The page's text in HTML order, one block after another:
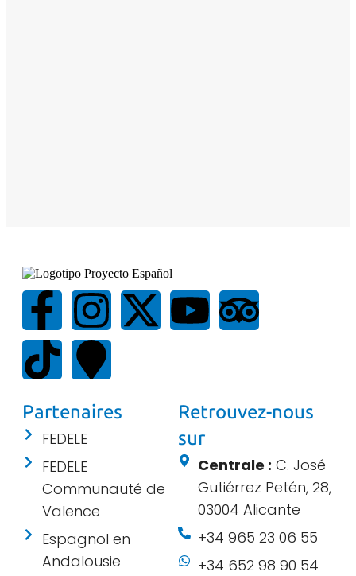
Partenaires
FEDELE
FEDELE
Communauté de
Valence
Espagnol en
Andalousie
Retrouvez-nous
sur
Centrale : C. José
Gutiérrez Petén, 28,
03004 Alicante
+34 965 23 06 55
+34 652 98 90 54